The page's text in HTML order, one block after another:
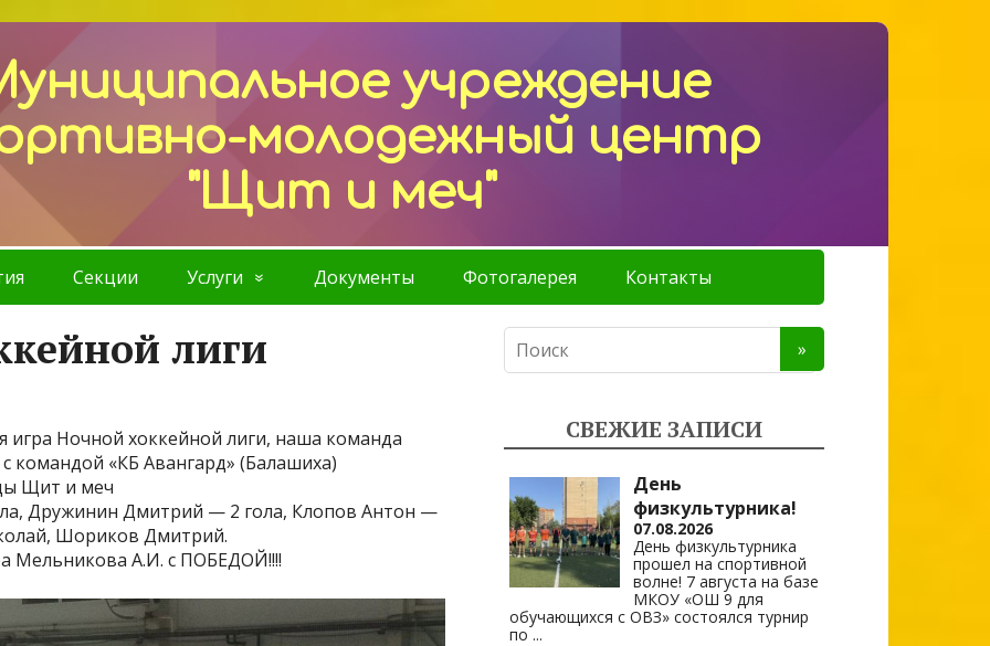
учреждение
молодежный центр
"Щит и меч"
Секции Услуги Документы Фотогалерея Контакты
лиги
игра Ночной хоккейной лиги, наша команда
командой «КБ Авангард» (Балашиха)
Щит и меч
Дружинин Дмитрий — 2 гола, Клопов Антон —
Шориков Дмитрий.
Мельникова А.И. с ПОБЕДОЙ!!!!
СВЕЖИЕ ЗАПИСИ
День
физкультурника!
07.08.2026
День физкультурника
прошел на спортивной
волне! 7 августа на базе
МКОУ «ОШ 9 для
обучающихся с ОВЗ» состоялся турнир
по...